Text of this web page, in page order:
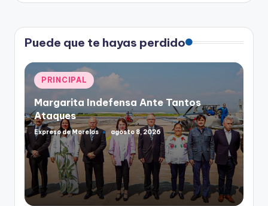
Puede que te hayas perdido
Publicado
en
PRINCIPAL
Margarita Indefensa Ante Tantos
Ataques
Publicado
por
Expreso de Morelos agosto 8, 2026